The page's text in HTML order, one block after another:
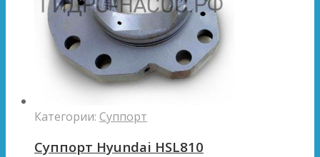
Категории: Суппорт
Суппорт Hyundai HSL810